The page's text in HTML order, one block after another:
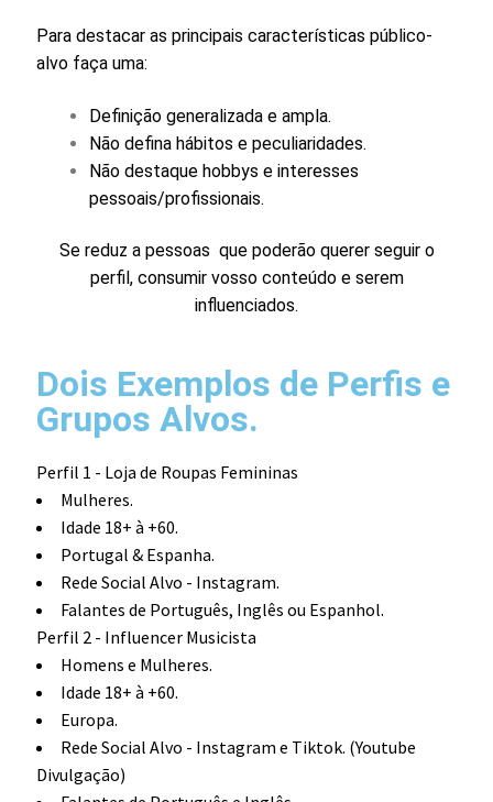
Para destacar as principais características público-
alvo faça uma:
Definição generalizada e ampla.
Não defina hábitos e peculiaridades.
Não destaque hobbys e interesses
pessoais/profissionais.
Se reduz a pessoas que poderão querer seguir o
perfil, consumir vosso conteúdo e serem
influenciados.
Dois Exemplos de Perfis e
Grupos Alvos.
Perfil 1 - Loja de Roupas Femininas
Mulheres.
Idade 18+ à +60.
Portugal & Espanha.
Rede Social Alvo - Instagram.
Falantes de Português, Inglês ou Espanhol.
Perfil 2 - Influencer Musicista
Homens e Mulheres.
Idade 18+ à +60.
Europa.
Rede Social Alvo - Instagram e Tiktok. (Youtube
Divulgação)